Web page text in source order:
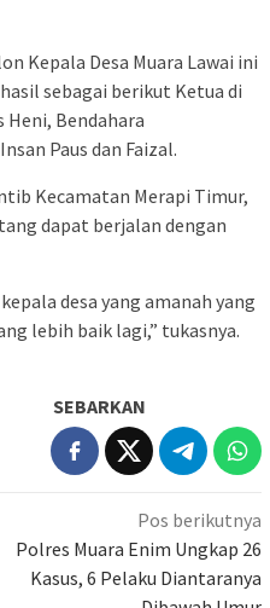
Kepala Desa Muara Lawai ini
sebagai berikut Ketua di
Heni, Bendahara
Paus dan Faizal.
Kecamatan Merapi Timur,
dapat berjalan dengan
desa yang amanah yang
lebih baik lagi,” tukasnya.
SEBARKAN
Pos berikutnya
Polres Muara Enim Ungkap 26
Kasus, 6 Pelaku Diantaranya